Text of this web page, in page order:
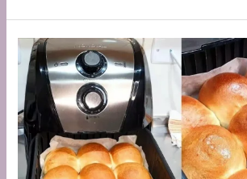
b
o
o
k
t a
m
A
p
p
e
pão
de
Mafra
em
casa